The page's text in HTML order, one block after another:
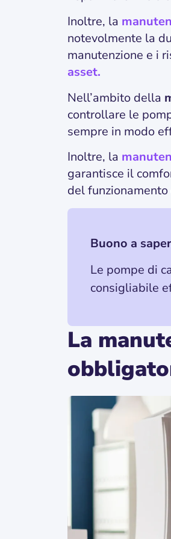
Inoltre, la
notevolmente la
manutenzione e i
asset.
Nell’ambito della
controllare le
sempre in modo
Inoltre, la
garantisce il
del
Buono a
Le pompe di
consigliabile
La